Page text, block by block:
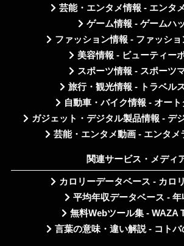
芸能・エンタメ情報 - エンタ
ゲーム情報 - ゲームハ
ファッション情報 - ファッショ
美容情報 - ビューティー
スポーツ情報 - スポーツ
旅行・観光情報 - トラベル
自動車・バイク情報 - オート
ガジェット・デジタル製品情報 - デ
芸能・エンタメ動画 - エンタメ
関連サービス・メディ
カロリーデータベース - カロ
平均年収データベース - 年
無料Webツール集 - WAZA
言葉の意味・違い解説 - コトバ